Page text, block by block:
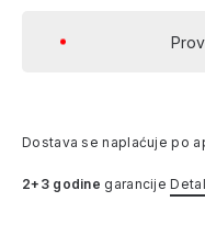
Dostava se naplaćuje po
2+3 godine garancije